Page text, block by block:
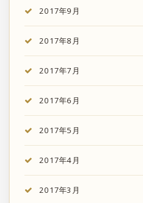
2017年9月
2017年8月
2017年7月
2017年6月
2017年5月
2017年4月
2017年3月